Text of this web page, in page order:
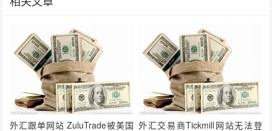
外汇跟单网站 ZuluTrade被美国 外汇交易商Tickmill网站无法登